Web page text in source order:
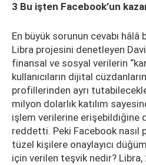
3 Bu işten Facebook’un
En büyük sorunun cevabı
Libra projesini denetleyen
finansal ve sosyal verilerin
kullanıcıların dijital
profillerinden ayrı
milyon dolarlık katılım
işlem verilerine erişebildiğine
reddetti. Peki Facebook nasıl
tüzel kişilere onaylayıcı
için verilen teşvik nedir?